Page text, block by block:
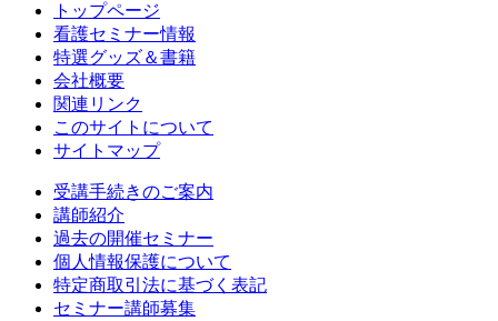
トップページ
看護セミナー情報
特選グッズ＆書籍
会社概要
関連リンク
このサイトについて
サイトマップ
受講手続きのご案内
講師紹介
過去の開催セミナー
個人情報保護について
特定商取引法に基づく表記
セミナー講師募集